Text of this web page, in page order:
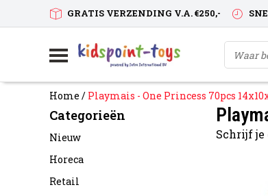
GRATIS VERZENDING V.A. €250,-
Home / Playmais - One Princess 70pcs
Categorieën
Nieuw
Horeca
Retail
Schrijf